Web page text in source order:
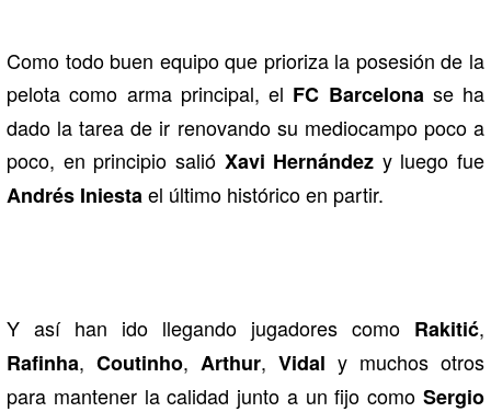
Como todo buen equipo que prioriza la posesión de la
pelota como arma principal, el FC Barcelona se ha
dado la tarea de ir renovando su mediocampo poco a
poco, en principio salió Xavi Hernández y luego fue
Andrés Iniestael último histórico en partir.
Y así han ido llegando jugadores como Rakitić,
Rafinha, Coutinho, Arthur, Vidal y muchos otros
para mantener la calidad junto a un fijo como Sergio